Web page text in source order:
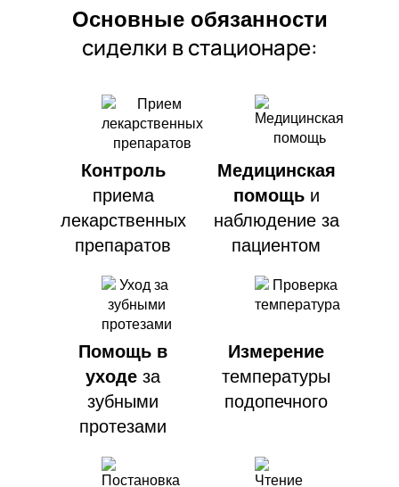
Основные обязанности
сиделки в стационаре:
Контроль
приема
лекарственных
препаратов
Медицинская
помощьи
наблюдениеза
пациентом
Помощь в
уходе за
зубными
протезами
Измерение
температуры
подопечного